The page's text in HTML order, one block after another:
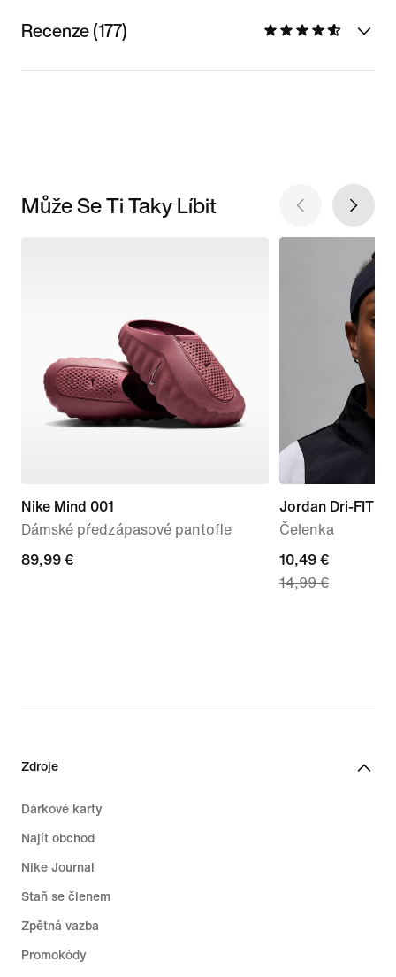
Recenze (177)
Může Se Ti Taky Líbit
Nike Mind 001
Dámské předzápasové pantofle
89,99 €
89,99 €
Jordan Dri-FIT
Čelenka
current
price
10,49 €
14,99 €
Zdroje
Dárkové karty
Najít obchod
Nike Journal
Staň se členem
Zpětná vazba
Promokódy